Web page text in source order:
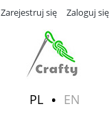
Zarejestruj się Zaloguj się
PL EN